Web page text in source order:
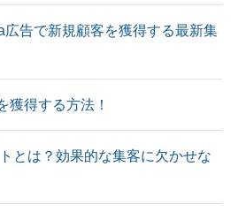
広告で新規顧客を獲得する最新集
獲得する方法！
とは？効果的な集客に欠かせな